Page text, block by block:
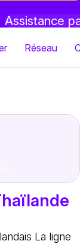
Assistance
Réseau
La ligne